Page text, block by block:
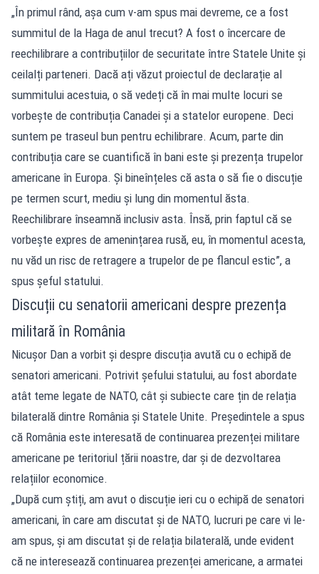
„În primul rând, așa cum v-am spus mai devreme, ce a fost
summitul de la Haga de anul trecut? A fost o încercare de
reechilibrare a contribuțiilor de securitate între Statele Unite și
ceilalți parteneri. Dacă ați văzut proiectul de declarație al
summitului acestuia, o să vedeți că în mai multe locuri se
vorbește de contribuția Canadei și a statelor europene. Deci
suntem pe traseul bun pentru echilibrare. Acum, parte din
contribuția care se cuantifică în bani este și prezența trupelor
americane în Europa. Și bineînțeles că asta o să fie o discuție
pe termen scurt, mediu și lung din momentul ăsta.
Reechilibrare înseamnă inclusiv asta. Însă, prin faptul că se
vorbește expres de amenințarea rusă, eu, în momentul acesta,
nu văd un risc de retragere a trupelor de pe flancul estic”, a
spus șeful statului.
Discuții cu senatorii americani despre prezența
militară în România
Nicușor Dan a vorbit și despre discuția avută cu o echipă de
senatori americani. Potrivit șefului statului, au fost abordate
atât teme legate de NATO, cât și subiecte care țin de relația
bilaterală dintre România și Statele Unite. Președintele a spus
că România este interesată de continuarea prezenței militare
americane pe teritoriul țării noastre, dar și de dezvoltarea
relațiilor economice.
„După cum știți, am avut o discuție ieri cu o echipă de senatori
americani, în care am discutat și de NATO, lucruri pe care vi le-
am spus, și am discutat și de relația bilaterală, unde evident
că ne interesează continuarea prezenței americane, a armatei